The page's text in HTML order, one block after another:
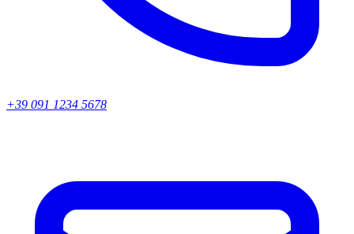
+39 091 1234 5678